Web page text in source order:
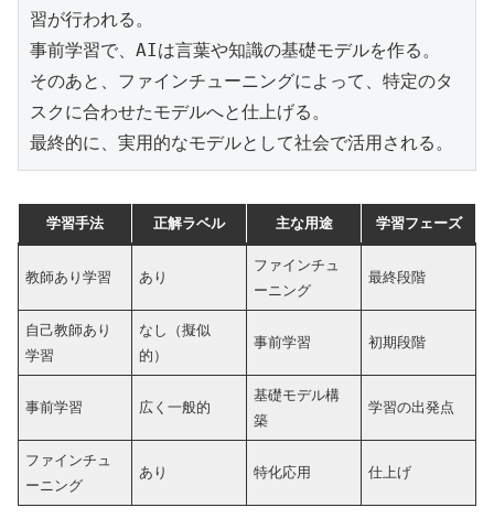
習が行われる。
事前学習で、AIは言葉や知識の基礎モデルを作る。
そのあと、ファインチューニングによって、特定のタ
スクに合わせたモデルへと仕上げる。
最終的に、実用的なモデルとして社会で活用される。
学習手法 正解ラベル 主な用途 学習フェーズ
教師あり学習 あり
ファインチュ
ーニング
最終段階
自己教師あり
学習
なし（擬似
的）
事前学習 初期段階
事前学習 広く一般的
基礎モデル構
築
学習の出発点
ファインチュ
ーニング
あり 特化応用 仕上げ